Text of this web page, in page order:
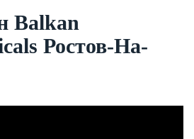
Balkan
Ростов-На-